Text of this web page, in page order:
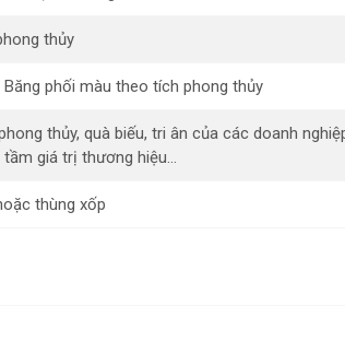
thủy
phối màu theo tích phong thủy
thủy, quà biếu, tri ân của các doanh
tầm giá trị thương hiệu…
thùng xốp